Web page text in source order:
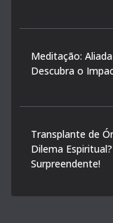
Meditação:
Descubra o
Transplante de
Dilema
Surpreendente!